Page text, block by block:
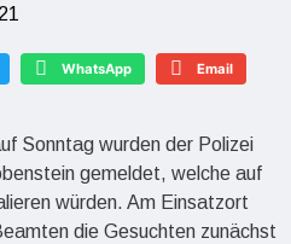
WhatsApp Email
Sonntag wurden der Polizei
gemeldet, welche auf
würden. Am Einsatzort
die Gesuchten zunächst